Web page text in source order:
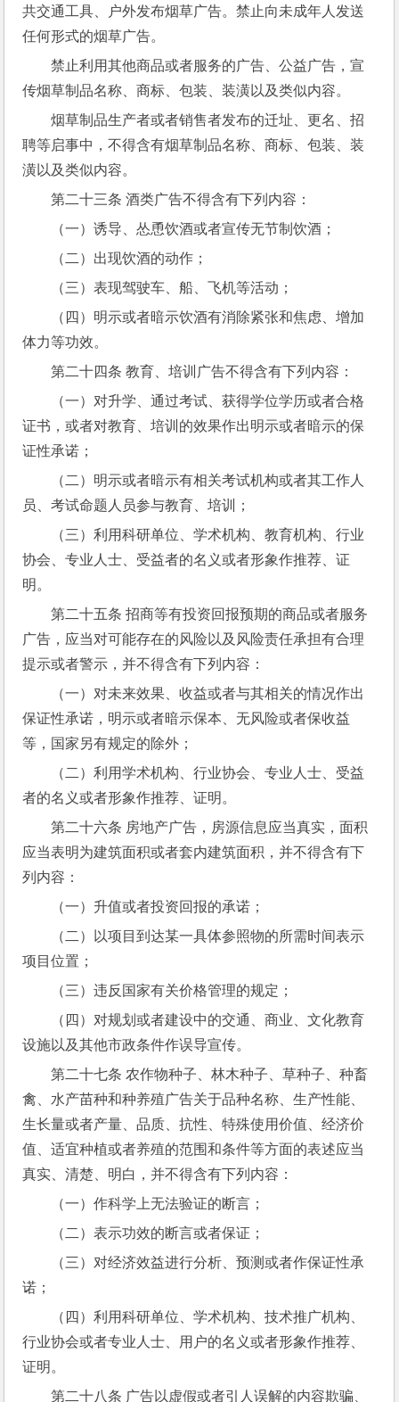
共交通工具、户外发布烟草广告。禁止向未成年人发送
任何形式的烟草广告。
禁止利用其他商品或者服务的广告、公益广告，宣
传烟草制品名称、商标、包装、装潢以及类似内容。
烟草制品生产者或者销售者发布的迁址、更名、招
聘等启事中，不得含有烟草制品名称、商标、包装、装
潢以及类似内容。
第二十三条 酒类广告不得含有下列内容：
（一）诱导、怂恿饮酒或者宣传无节制饮酒；
（二）出现饮酒的动作；
（三）表现驾驶车、船、飞机等活动；
（四）明示或者暗示饮酒有消除紧张和焦虑、增加
体力等功效。
第二十四条 教育、培训广告不得含有下列内容：
（一）对升学、通过考试、获得学位学历或者合格
证书，或者对教育、培训的效果作出明示或者暗示的保
证性承诺；
（二）明示或者暗示有相关考试机构或者其工作人
员、考试命题人员参与教育、培训；
（三）利用科研单位、学术机构、教育机构、行业
协会、专业人士、受益者的名义或者形象作推荐、证
明。
第二十五条 招商等有投资回报预期的商品或者服务
广告，应当对可能存在的风险以及风险责任承担有合理
提示或者警示，并不得含有下列内容：
（一）对未来效果、收益或者与其相关的情况作出
保证性承诺，明示或者暗示保本、无风险或者保收益
等，国家另有规定的除外；
（二）利用学术机构、行业协会、专业人士、受益
者的名义或者形象作推荐、证明。
第二十六条 房地产广告，房源信息应当真实，面积
应当表明为建筑面积或者套内建筑面积，并不得含有下
列内容：
（一）升值或者投资回报的承诺；
（二）以项目到达某一具体参照物的所需时间表示
项目位置；
（三）违反国家有关价格管理的规定；
（四）对规划或者建设中的交通、商业、文化教育
设施以及其他市政条件作误导宣传。
第二十七条 农作物种子、林木种子、草种子、种畜
禽、水产苗种和种养殖广告关于品种名称、生产性能、
生长量或者产量、品质、抗性、特殊使用价值、经济价
值、适宜种植或者养殖的范围和条件等方面的表述应当
真实、清楚、明白，并不得含有下列内容：
（一）作科学上无法验证的断言；
（二）表示功效的断言或者保证；
（三）对经济效益进行分析、预测或者作保证性承
诺；
（四）利用科研单位、学术机构、技术推广机构、
行业协会或者专业人士、用户的名义或者形象作推荐、
证明。
第二十八条 广告以虚假或者引人误解的内容欺骗、